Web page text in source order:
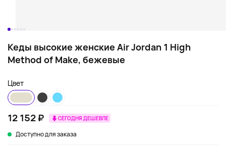
Кеды высокие женские Air Jordan 1 High
Method of Make, бежевые
Цвет
12 152 ₽ СЕГОДНЯ ДЕШЕВЛЕ
Доступно для заказа